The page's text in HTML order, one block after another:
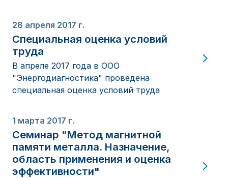
28 апреля 2017 г.
Специальная оценка условий
труда
В апреле 2017 года в ООО
"Энергодиагностика" проведена
специальная оценка условий труда
1 марта 2017 г.
Семинар "Метод магнитной
памяти металла. Назначение,
область применения и оценка
эффективности"